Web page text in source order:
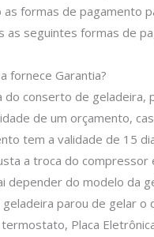
as formas de pagamento
as seguintes formas de
fornece Garantia?
do conserto de geladeira,
de um orçamento,
tem a validade de 15
a troca do compressor
depender do modelo da
geladeira parou de gelar o
Placa